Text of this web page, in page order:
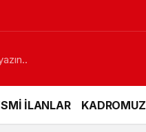
İLANLAR KADROMUZ